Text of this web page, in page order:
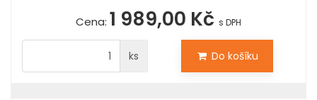
Cena: 1 989,00 Kč s DPH
ks Do košíku